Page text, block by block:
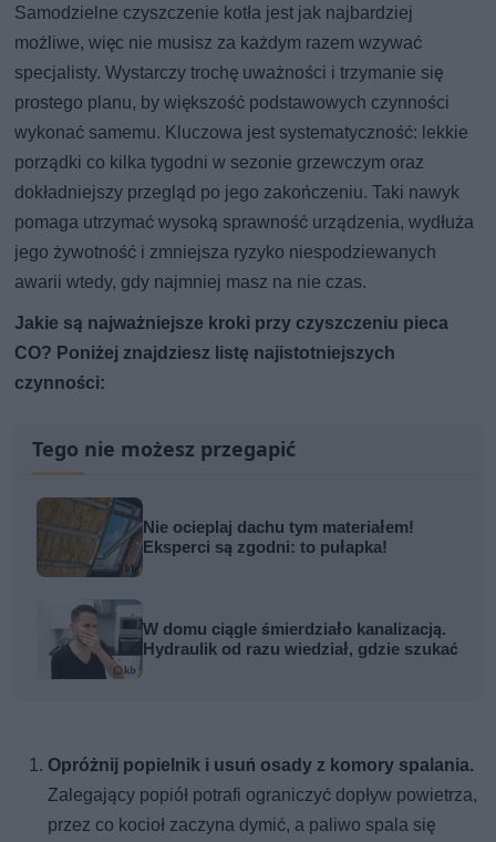
Samodzielne czyszczenie kotła jest jak najbardziej
możliwe, więc nie musisz za każdym razem wzywać
specjalisty. Wystarczy trochę uważności i trzymanie się
prostego planu, by większość podstawowych czynności
wykonać samemu. Kluczowa jest systematyczność: lekkie
porządki co kilka tygodni w sezonie grzewczym oraz
dokładniejszy przegląd po jego zakończeniu. Taki nawyk
pomaga utrzymać wysoką sprawność urządzenia, wydłuża
jego żywotność i zmniejsza ryzyko niespodziewanych
awarii wtedy, gdy najmniej masz na nie czas.
Jakie są najważniejsze kroki przy czyszczeniu pieca
CO? Poniżej znajdziesz listę najistotniejszych
czynności:
Tego nie możesz przegapić
Nie ocieplaj dachu tym materiałem!
Eksperci są zgodni: to pułapka!
W domu ciągle śmierdziało kanalizacją.
Hydraulik od razu wiedział, gdzie szukać
Opróżnij popielnik i usuń osady z komory spalania.
Zalegający popiół potrafi ograniczyć dopływ powietrza,
przez co kocioł zaczyna dymić, a paliwo spala się